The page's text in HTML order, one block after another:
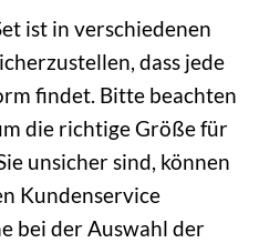
ist in verschiedenen
dass jede
findet. Bitte beachten
die richtige Größe für
unsicher sind, können
Kundenservice
bei der Auswahl der